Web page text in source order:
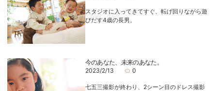
スタジオに入ってきてすぐ、転げ回りながら遊
びだす4歳の長男。
今のあなた、未来のあなた。
2023/2/13 0
七五三撮影が終わり、2シーン目のドレス撮影